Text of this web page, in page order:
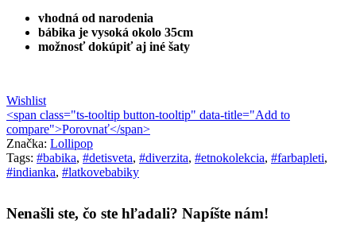
vhodná od narodenia
bábika je vysoká okolo 35cm
možnosť dokúpiť aj iné šaty
Wishlist
<span class="ts-tooltip button-tooltip" data-title="Add to
compare">Porovnať</span>
Značka: Lollipop
Tags: #babika, #detisveta, #diverzita, #etnokolekcia, #farbapleti,
#indianka, #latkovebabiky
Nenašli ste, čo ste hľadali? Napíšte nám!